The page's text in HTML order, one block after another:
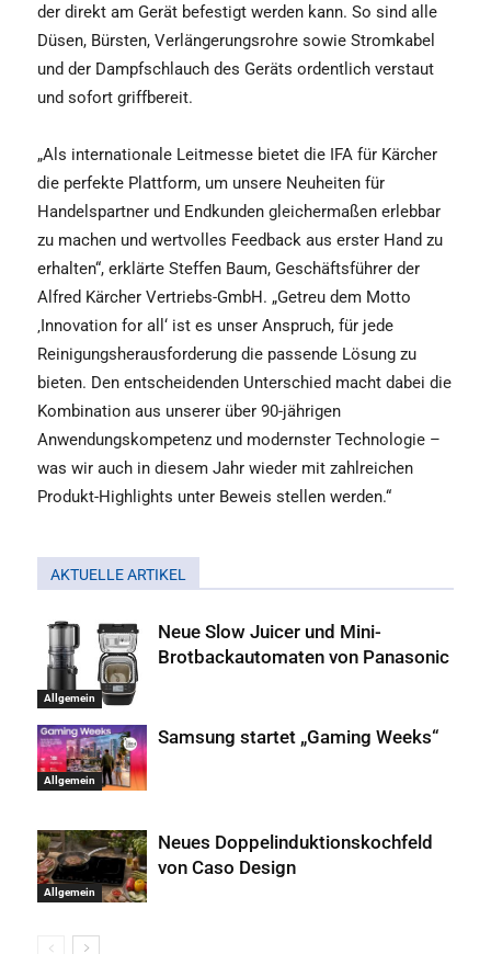
der direkt am Gerät befestigt werden kann. So sind alle
Düsen, Bürsten, Verlängerungsrohre sowie Stromkabel
und der Dampfschlauch des Geräts ordentlich verstaut
und sofort griffbereit.
„Als internationale Leitmesse bietet die IFA für Kärcher
die perfekte Plattform, um unsere Neuheiten für
Handelspartner und Endkunden gleichermaßen erlebbar
zu machen und wertvolles Feedback aus erster Hand zu
erhalten“, erklärte Steffen Baum, Geschäftsführer der
Alfred Kärcher Vertriebs-GmbH. „Getreu dem Motto
‚Innovation for all‘ ist es unser Anspruch, für jede
Reinigungsherausforderung die passende Lösung zu
bieten. Den entscheidenden Unterschied macht dabei die
Kombination aus unserer über 90-jährigen
Anwendungskompetenz und modernster Technologie –
was wir auch in diesem Jahr wieder mit zahlreichen
Produkt-Highlights unter Beweis stellen werden.“
AKTUELLE ARTIKEL
Allgemein
Neue Slow Juicer und Mini-
Brotbackautomaten von Panasonic
Allgemein
Samsung startet „Gaming Weeks“
Allgemein
Neues Doppelinduktionskochfeld
von Caso Design